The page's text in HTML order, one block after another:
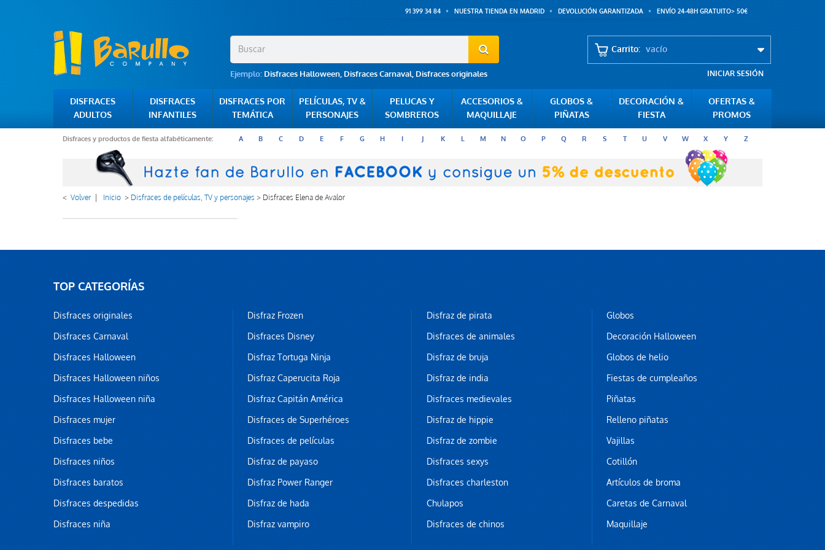
91 399 34 84 NUESTRA TIENDA EN MADRID DEVOLUCIÓN GARANTIZADA ENVÍO 24-48H GRATUITO> 50€
Ejemplo: Disfraces Halloween, Disfraces Carnaval, Disfraces originales
Carrito: vacío
INICIAR SESIÓN
DISFRACES
ADULTOS
DISFRACES
INFANTILES
DISFRACES POR
TEMÁTICA
PELÍCULAS, TV &
PERSONAJES
PELUCAS Y
SOMBREROS
ACCESORIOS &
MAQUILLAJE
GLOBOS &
PIÑATAS
DECORACIÓN &
FIESTA
OFERTAS &
PROMOS
Disfraces y productos de fiesta alfabéticamente: A B C D E F G H I J K L M N O P Q R S T U V W X Y Z
< Volver Inicio > Disfraces de películas, TV y personajes > Disfraces Elena de Avalor
TOP CATEGORÍAS
Disfraces originales
Disfraces Carnaval
Disfraces Halloween
Disfraces Halloween niños
Disfraces Halloween niña
Disfraces mujer
Disfraces bebe
Disfraces niños
Disfraces baratos
Disfraces despedidas
Disfraces niña
Disfraz Frozen
Disfraces Disney
Disfraz Tortuga Ninja
Disfraz Caperucita Roja
Disfraz Capitán América
Disfraces de Superhéroes
Disfraces de películas
Disfraz de payaso
Disfraz Power Ranger
Disfraz de hada
Disfraz vampiro
Disfraz de pirata
Disfraces de animales
Disfraz de bruja
Disfraz de india
Disfraces medievales
Disfraz de hippie
Disfraz de zombie
Disfraces sexys
Disfraces charleston
Chulapos
Disfraces de chinos
Globos
Decoración Halloween
Globos de helio
Fiestas de cumpleaños
Piñatas
Relleno piñatas
Vajillas
Cotillón
Artículos de broma
Caretas de Carnaval
Maquillaje